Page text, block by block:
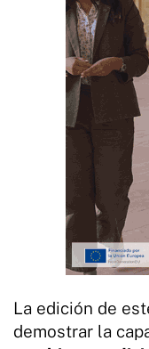
La edición de
demostrar la